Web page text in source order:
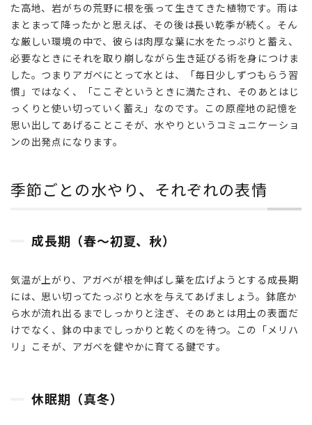
2
季節
ごと
の水
や
り、
それ
ぞれ
の表
成長期
秋）
休眠
（真
冬）
2.3
真夏
た高地、岩がちの荒野に根を張って生きてきた植物です。雨は
まとまって降ったかと思えば、その後は長い乾季が続く。そん
な厳しい環境の中で、彼らは肉厚な葉に水をたっぷりと蓄え、
必要なときにそれを取り崩しながら生き延びる術を身につけま
した。つまりアガベにとって水とは、「毎日少しずつもらう習
慣」ではなく、「ここぞというときに満たされ、そのあとはじ
っくりと使い切っていく蓄え」なのです。この原産地の記憶を
思い出してあげることこそが、水やりというコミュニケーショ
ンの出発点になります。
季節ごとの水やり、それぞれの表情
成長期（春〜初夏、秋）
気温が上がり、アガベが根を伸ばし葉を広げようとする成長期
には、思い切ってたっぷりと水を与えてあげましょう。鉢底か
ら水が流れ出るまでしっかりと注ぎ、そのあとは用土の表面だ
けでなく、鉢の中までしっかりと乾くのを待つ。この「メリハ
リ」こそが、アガベを健やかに育てる鍵です。
休眠期（真冬）